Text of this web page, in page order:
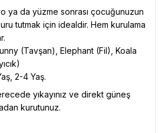
ya da yüzme sonrası çocuğunuzun
tutmak için idealdir. Hem kurulama
(Tavşan), Elephant (Fil), Koala
2-4 Yaş.
yıkayınız ve direkt güneş
kurutunuz.